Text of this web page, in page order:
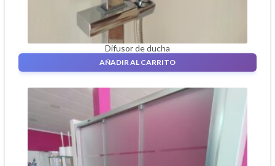
Difusor de ducha
240,00€
AÑADIR AL CARRITO